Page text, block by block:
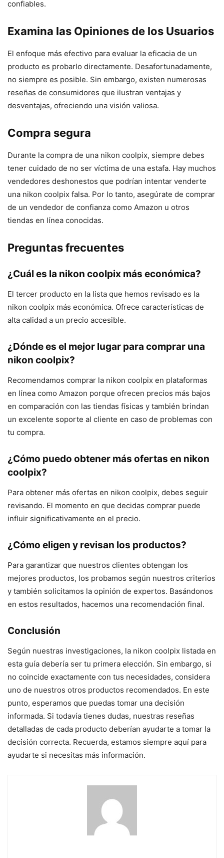
confiables.
Examina las Opiniones de los Usuarios
El enfoque más efectivo para evaluar la eficacia de un
producto es probarlo directamente. Desafortunadamente,
no siempre es posible. Sin embargo, existen numerosas
reseñas de consumidores que ilustran ventajas y
desventajas, ofreciendo una visión valiosa.
Compra segura
Durante la compra de una nikon coolpix, siempre debes
tener cuidado de no ser víctima de una estafa. Hay muchos
vendedores deshonestos que podrían intentar venderte
una nikon coolpix falsa. Por lo tanto, asegúrate de comprar
de un vendedor de confianza como Amazon u otros
tiendas en línea conocidas.
Preguntas frecuentes
¿Cuál es la nikon coolpix más económica?
El tercer producto en la lista que hemos revisado es la
nikon coolpix más económica. Ofrece características de
alta calidad a un precio accesible.
¿Dónde es el mejor lugar para comprar una
nikon coolpix?
Recomendamos comprar la nikon coolpix en plataformas
en línea como Amazon porque ofrecen precios más bajos
en comparación con las tiendas físicas y también brindan
un excelente soporte al cliente en caso de problemas con
tu compra.
¿Cómo puedo obtener más ofertas en nikon
coolpix?
Para obtener más ofertas en nikon coolpix, debes seguir
revisando. El momento en que decidas comprar puede
influir significativamente en el precio.
¿Cómo eligen y revisan los productos?
Para garantizar que nuestros clientes obtengan los
mejores productos, los probamos según nuestros criterios
y también solicitamos la opinión de expertos. Basándonos
en estos resultados, hacemos una recomendación final.
Conclusión
Según nuestras investigaciones, la nikon coolpix listada en
esta guía debería ser tu primera elección. Sin embargo, si
no coincide exactamente con tus necesidades, considera
uno de nuestros otros productos recomendados. En este
punto, esperamos que puedas tomar una decisión
informada. Si todavía tienes dudas, nuestras reseñas
detalladas de cada producto deberían ayudarte a tomar la
decisión correcta. Recuerda, estamos siempre aquí para
ayudarte si necesitas más información.